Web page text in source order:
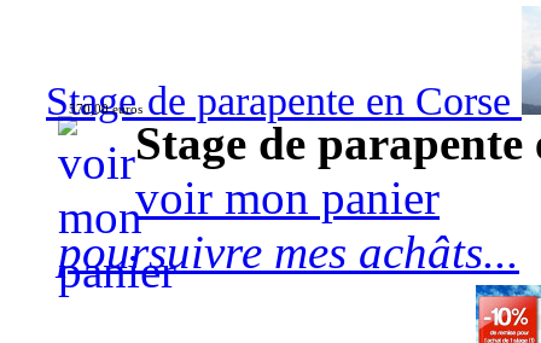
Stage de parapente en Corse
570,00 euros
Stage de
voir mon panier
poursuivre mes achâts...